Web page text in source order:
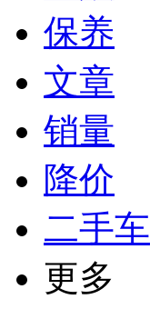
保养
文章
销量
降价
二手车
更多